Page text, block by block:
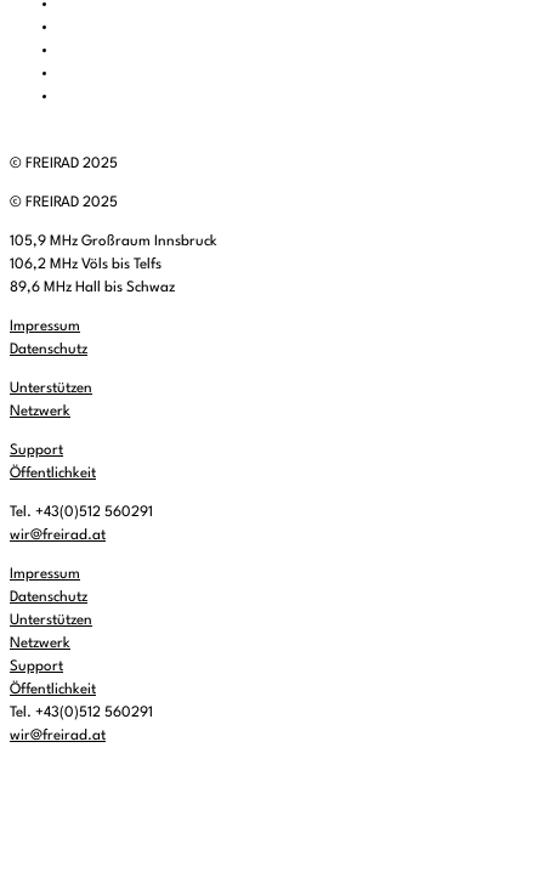
© FREIRAD 2025
© FREIRAD 2025
105,9 MHz Großraum Innsbruck
106,2 MHz Völs bis Telfs
89,6 MHz Hall bis Schwaz
Impressum
Datenschutz
Unterstützen
Netzwerk
Support
Öffentlichkeit
Tel. +43(0)512 560291
wir@freirad.at
Impressum
Datenschutz
Unterstützen
Netzwerk
Support
Öffentlichkeit
Tel. +43(0)512 560291
wir@freirad.at